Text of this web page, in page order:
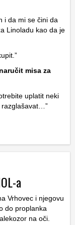
i da mi se čini da
Linoladu kao da je
misa za
uplatit neki
razglašavat…”
a
Vrhovec i njegovu
do proplanka
na oči.